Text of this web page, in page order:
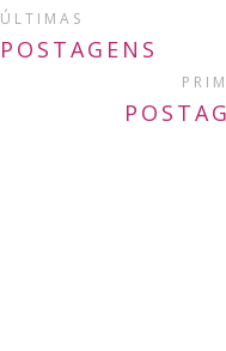
ÚLTIMAS
POSTAGENS